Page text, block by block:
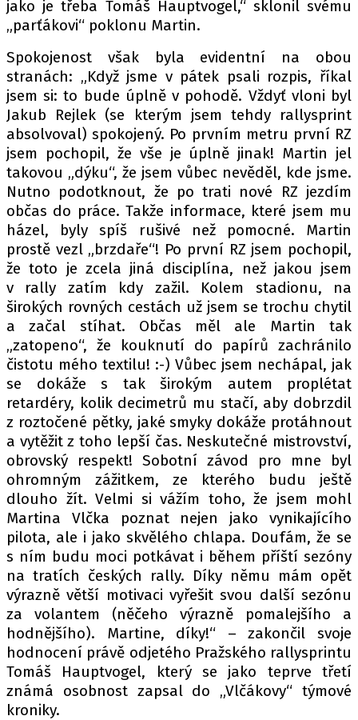
jako je třeba Tomáš Hauptvogel,“ sklonil svému
„parťákovi“ poklonu Martin.
Spokojenost však byla evidentní na obou
stranách: „Když jsme v pátek psali rozpis, říkal
jsem si: to bude úplně v pohodě. Vždyť vloni byl
Jakub Rejlek (se kterým jsem tehdy rallysprint
absolvoval) spokojený. Po prvním metru první RZ
jsem pochopil, že vše je úplně jinak! Martin jel
takovou „dýku“, že jsem vůbec nevěděl, kde jsme.
Nutno podotknout, že po trati nové RZ jezdím
občas do práce. Takže informace, které jsem mu
házel, byly spíš rušivé než pomocné. Martin
prostě vezl „brzdaře“! Po první RZ jsem pochopil,
že toto je zcela jiná disciplína, než jakou jsem
v rally zatím kdy zažil. Kolem stadionu, na
širokých rovných cestách už jsem se trochu chytil
a začal stíhat. Občas měl ale Martin tak
„zatopeno“, že kouknutí do papírů zachránilo
čistotu mého textilu! :-) Vůbec jsem nechápal, jak
se dokáže s tak širokým autem proplétat
retardéry, kolik decimetrů mu stačí, aby dobrzdil
z roztočené pětky, jaké smyky dokáže protáhnout
a vytěžit z toho lepší čas. Neskutečné mistrovství,
obrovský respekt! Sobotní závod pro mne byl
ohromným zážitkem, ze kterého budu ještě
dlouho žít. Velmi si vážím toho, že jsem mohl
Martina Vlčka poznat nejen jako vynikajícího
pilota, ale i jako skvělého chlapa. Doufám, že se
s ním budu moci potkávat i během příští sezóny
na tratích českých rally. Díky němu mám opět
výrazně větší motivaci vyřešit svou další sezónu
za volantem (něčeho výrazně pomalejšího a
hodnějšího). Martine, díky!“ – zakončil svoje
hodnocení právě odjetého Pražského rallysprintu
Tomáš Hauptvogel, který se jako teprve třetí
známá osobnost zapsal do „Vlčákovy“ týmové
kroniky.